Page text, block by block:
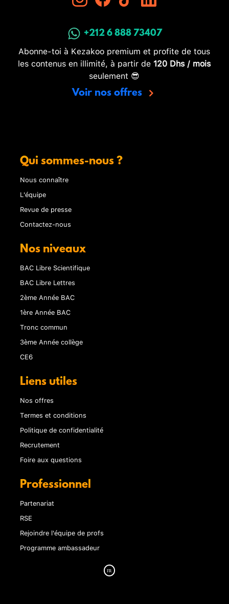
+212 6 888 73407
Abonne-toi à Kezakoo premium et profite de tous
les contenus en illimité, à partir de 120 Dhs / mois
seulement 😎
Voir nos offres
Qui sommes-nous ?
Nous connaître
L'équipe
Revue de presse
Contactez-nous
Nos niveaux
BAC Libre Scientifique
BAC Libre Lettres
2ème Année BAC
1ère Année BAC
Tronc commun
3ème Année collège
CE6
Liens utiles
Nos offres
Termes et conditions
Politique de confidentialité
Recrutement
Foire aux questions
Professionnel
Partenariat
RSE
Rejoindre l'équipe de profs
Programme ambassadeur